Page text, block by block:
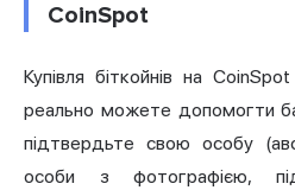
CoinSpot
Купівля біткойнів на
реально можете допомогти
підтвердьте свою особу
особи з фотографією,